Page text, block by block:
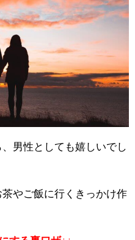
男性としても嬉しいでし
やご飯に行くきっかけ作